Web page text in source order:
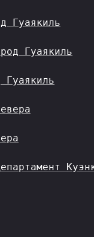
Гуаякиль
Гуаякиль